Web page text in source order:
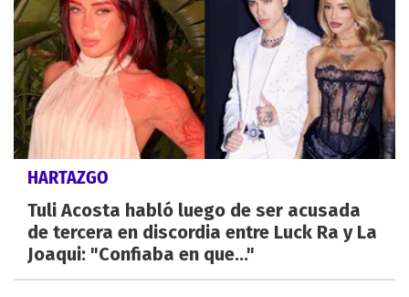
HARTAZGO
Tuli Acosta habló luego de ser acusada
de tercera en discordia entre Luck Ra y La
Joaqui: "Confiaba en que..."